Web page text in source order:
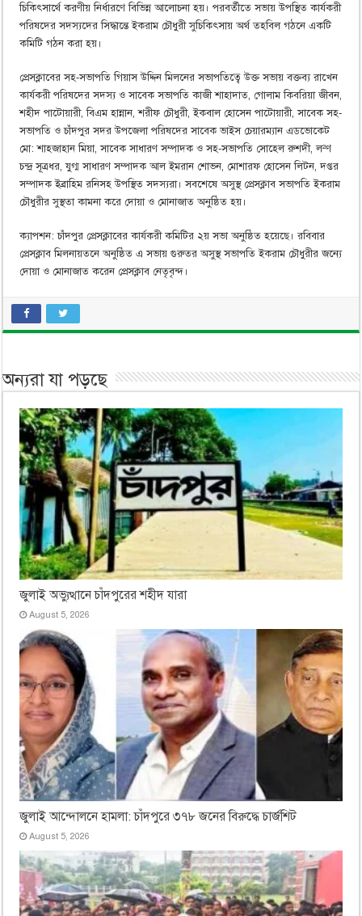
চিকিৎসার্থে করণীয় নির্ধারণে বিভিন্ন আলোচনা হয়। পরবর্তীতে সভায় উপস্থিত কার্যকরী
পরিষদের সদস্যদের সিদ্ধান্তে ইকরাম চৌধুরী সুচিকিৎসায় অর্থ তহবিল গঠনে একটি
কমিটি গঠন করা হয়।
প্রেসক্লাবের সহ-সভাপতি গিয়াস উদ্দিন মিলনের সভাপতিত্বে উক্ত সভায় বক্তব্য রাখেন
কার্যকরী পরিষদের সদস্য ও সাবেক সভাপতি কাজী শাহাদাত, গোলাম কিবরিয়া জীবন,
শহীদ পাটোয়ারী, বিএম হান্নান, শরীফ চৌধুরী, ইকবাল হোসেন পাটোয়ারী, সাবেক সহ-
সভাপতি ও চাঁদপুর সদর উপজেলা পরিষদের সাবেক ভাইস চেয়ারম্যান এডভোকেট
মো: শাহজাহান মিয়া, সাবেক সাধারণ সম্পাদক ও সহ-সভাপতি সোহেল রুশদী, ল²ণ
চন্দ্র সূত্রধর, যুগ্ম সাধারণ সম্পাদক আল ইমরান শোভন, মোশারফ হোসেন লিটন, দপ্তর
সম্পাদক ইব্রাহিম রনিসহ উপস্থিত সদস্যরা। সবশেষে অসুস্থ প্রেসক্লাব সভাপতি ইকরাম
চৌধুরীর সুস্থতা কামনা করে দোয়া ও মোনাজাত অনুষ্ঠিত হয়।
ক্যাপশন: চাঁদপুর প্রেসক্লাবের কার্যকরী কমিটির ২য় সভা অনুষ্ঠিত হয়েছে। রবিবার
প্রেসক্লাব মিলনায়তনে অনুষ্ঠিত এ সভায় গুরুতর অসুস্থ সভাপতি ইকরাম চৌধুরীর জন্যে
দোয়া ও মোনাজাত করেন প্রেসক্লাব নেতৃবৃন্দ।
অন্যরা যা পড়ছে
জুলাই অভ্যুত্থানে চাঁদপুরের শহীদ যারা
August 5, 2026
জুলাই আন্দোলনে হামলা: চাঁদপুরে ৩৭৮ জনের বিরুদ্ধে চার্জশিট
August 5, 2026